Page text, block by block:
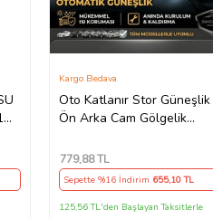
Oto Katlanır Stor Güneşlik
Ön Arka Cam Gölgelik
Güneş Koruyucu Araba Suv
Kargo Bedava
779,88 TL
Sepette %16 İndirim 655,10 TL
125,56 TL'den Başlayan Taksitlerle